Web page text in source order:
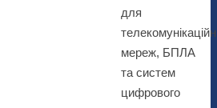
для
мереж, БПЛА
та систем
цифрового